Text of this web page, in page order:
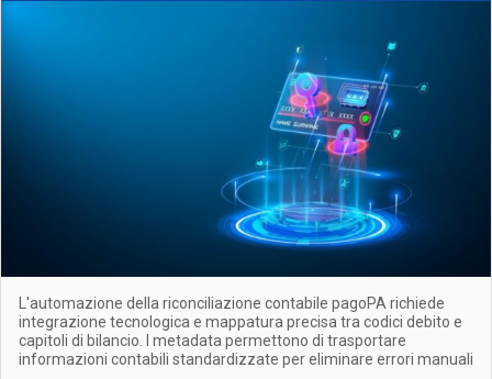
L'automazione della riconciliazione contabile pagoPA richiede
integrazione tecnologica e mappatura precisa tra codici debito e
capitoli di bilancio. I metadata permettono di trasportare
informazioni contabili standardizzate per eliminare errori manuali